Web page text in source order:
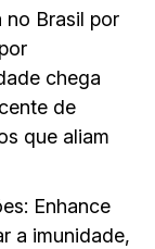
no Brasil por
chega
de
que aliam
Enhance
a imunidade,